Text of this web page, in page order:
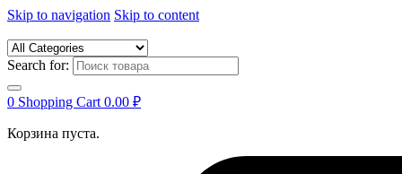
Skip to navigation Skip to content
Search for:
0 Shopping Cart 0.00 ₽
Корзина пуста.